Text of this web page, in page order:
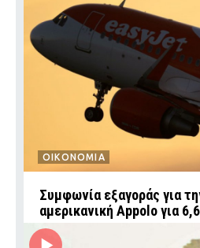
ΟΙΚΟΝΟΜΙΑ
Συμφωνία εξαγοράς για
αμερικανική Appolo για